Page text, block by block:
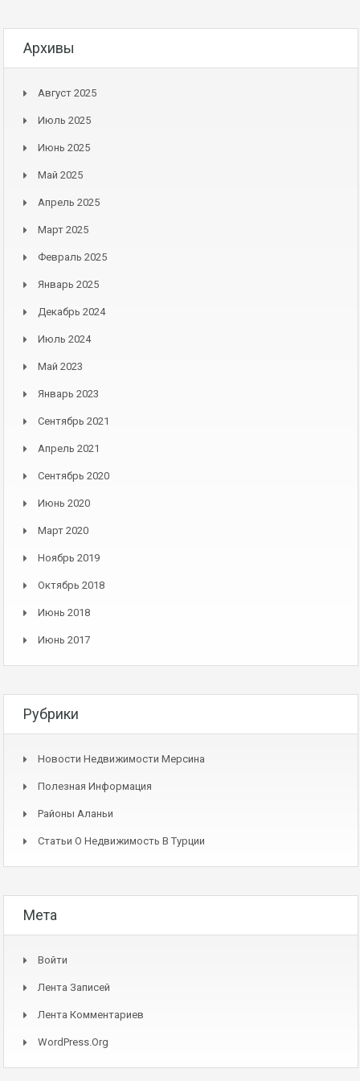
Архивы
Август 2025
Июль 2025
Июнь 2025
Май 2025
Апрель 2025
Март 2025
Февраль 2025
Январь 2025
Декабрь 2024
Июль 2024
Май 2023
Январь 2023
Сентябрь 2021
Апрель 2021
Сентябрь 2020
Июнь 2020
Март 2020
Ноябрь 2019
Октябрь 2018
Июнь 2018
Июнь 2017
Рубрики
Новости Недвижимости Мерсина
Полезная Информация
Районы Аланьи
Статьи О Недвижимость В Турции
Мета
Войти
Лента Записей
Лента Комментариев
WordPress.org